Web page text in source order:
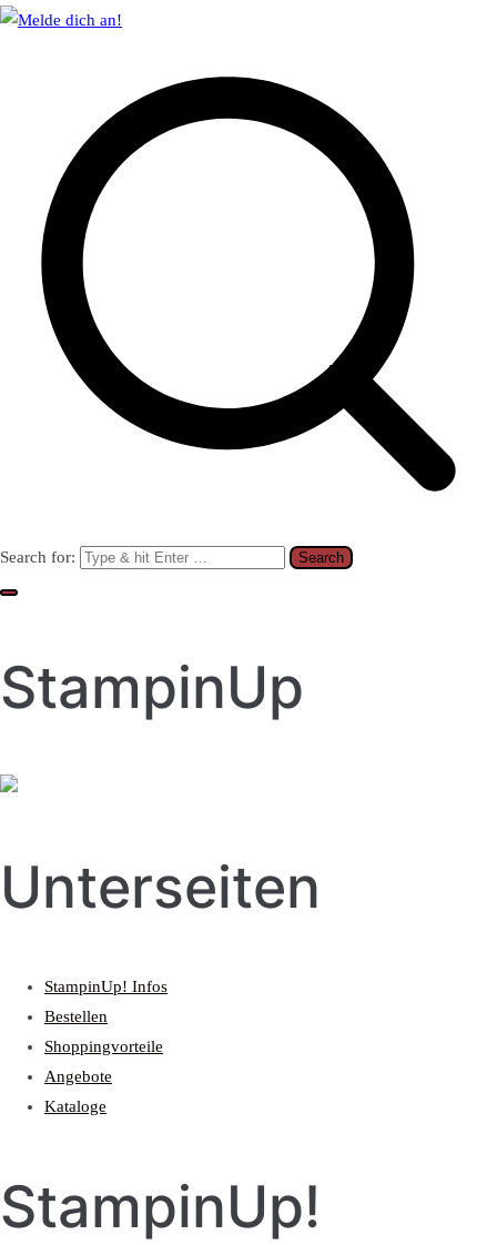
Search for:
StampinUp
Unterseiten
StampinUp! Infos
Bestellen
Shoppingvorteile
Angebote
Kataloge
StampinUp!